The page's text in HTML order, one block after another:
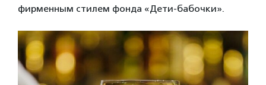
фирменным стилем фонда «Дети-бабочки».